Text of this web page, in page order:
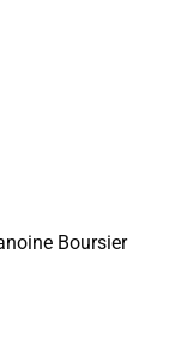
Boursier